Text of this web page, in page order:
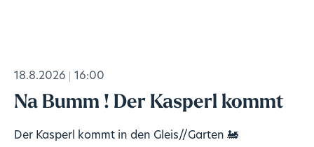
18.8.2026 16:00
Na Bumm ! Der Kasperl kommt
Der Kasperl kommt in den Gleis//Garten 🚂